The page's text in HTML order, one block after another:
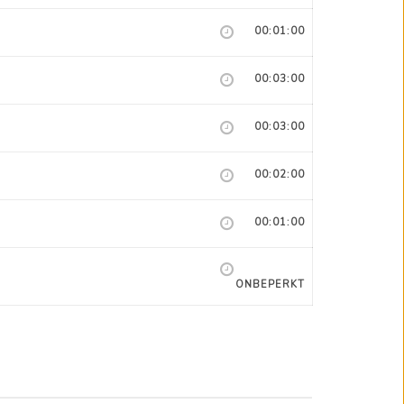
00:01:00
00:03:00
00:03:00
00:02:00
00:01:00
ONBEPERKT